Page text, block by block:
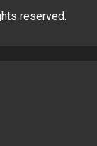
reserved.